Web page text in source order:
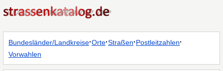
Bundesländer/Landkreise·Orte·Straßen·Postleitzahlen·
Vorwahlen